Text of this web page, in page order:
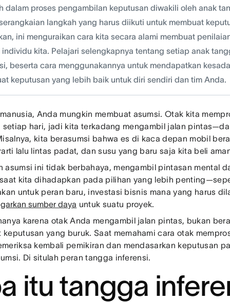
dalam proses pengambilan keputusan diwakili oleh anak
langkah yang harus diikuti untuk membuat
ini menguraikan cara kita secara alami membuat
individu kita. Pelajari selengkapnya tentang setiap anak
beserta cara menggunakannya untuk mendapatkan
keputusan yang lebih baik untuk diri sendiri dan tim Anda.
Anda mungkin membuat asumsi. Otak kita
setiap hari, jadi kita terkadang mengambil jalan
kita berasumsi bahwa es di kaca depan mobil
lalu lintas padat, dan susu yang baru saja kita beli
asumsi ini tidak berbahaya, mengambil pintasan mental
kita dihadapkan pada pilihan yang lebih
untuk peran baru, investasi bisnis mana yang harus
sumber daya untuk suatu proyek.
karena otak Anda mengambil jalan pintas, bukan
keputusan yang buruk. Saat memahami cara otak
kembali pemikiran dan mendasarkan keputusan
Di situlah peran tangga inferensi.
itu tangga